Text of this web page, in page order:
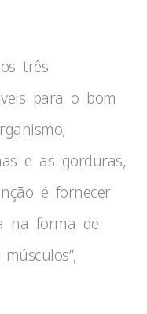
três
para o bom
e as gorduras,
é fornecer
na forma de